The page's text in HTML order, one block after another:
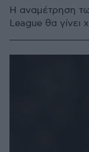
Η αναμέτρηση
League θα γίνει